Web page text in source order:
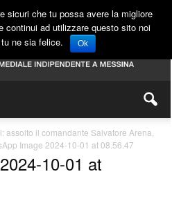
assolto il comandante Salvatore Arena,
Image 2024-10-01 at 08.56.47
10-01 at
sicuri che tu possa avere la migliore
continui ad utilizzare questo sito noi
ne sia felice.
Ok